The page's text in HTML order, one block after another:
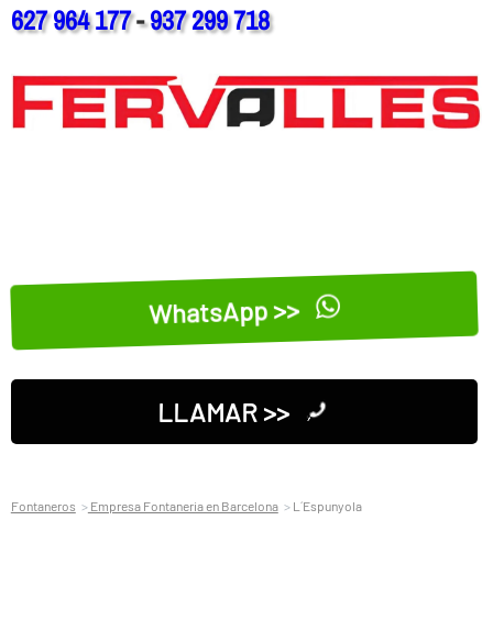
627 964 177-937 299 718
WhatsApp >>
LLAMAR >>
Fontaneros Empresa Fontaneria en Barcelona L´Espunyola